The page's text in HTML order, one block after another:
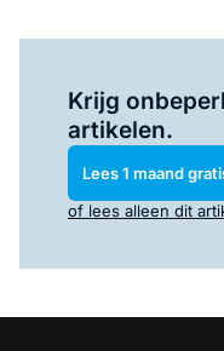
Krijg
artikelen.
Lees 1 maand
of lees alleen dit